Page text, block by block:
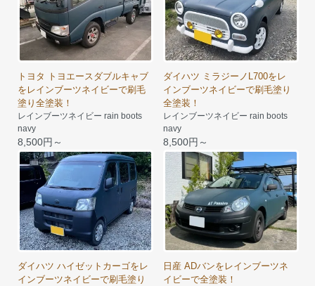
トヨタ トヨエースダブルキャブ
をレインブーツネイビーで刷毛
塗り全塗装！
レインブーツネイビー rain boots
navy
8,500円～
ダイハツ ミラジーノL700をレ
インブーツネイビーで刷毛塗り
全塗装！
レインブーツネイビー rain boots
navy
8,500円～
ダイハツ ハイゼットカーゴをレ
インブーツネイビーで刷毛塗り
日産 ADバンをレインブーツネ
イビーで全塗装！